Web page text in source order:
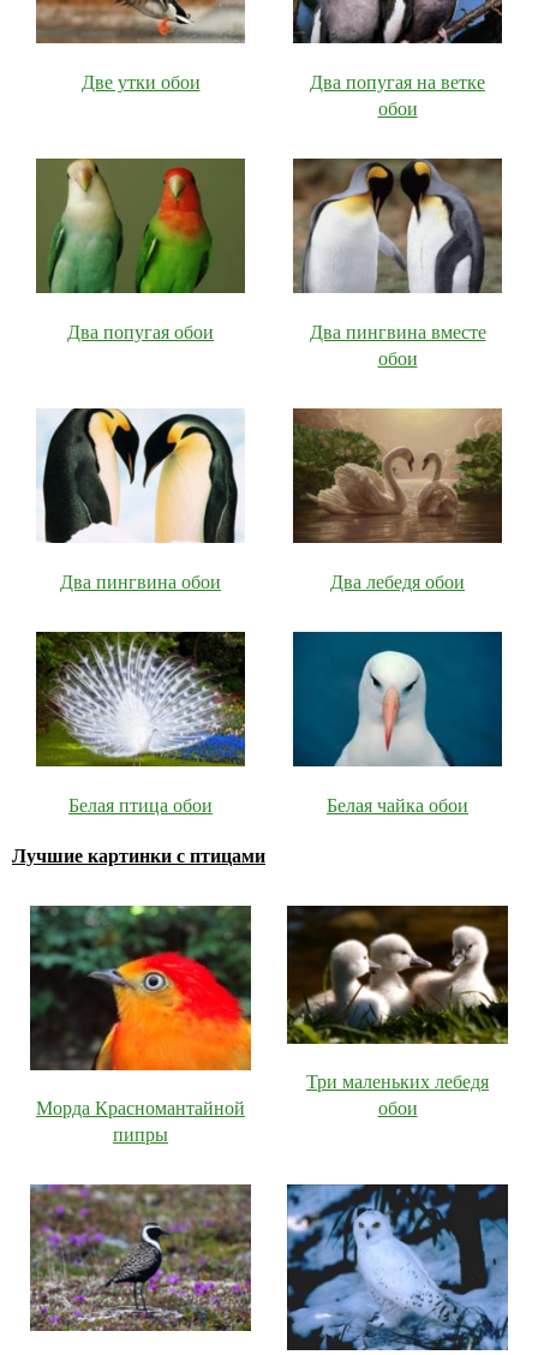
Две утки обои
Два попугая на ветке
обои
Два попугая обои
Два пингвина вместе
обои
Два пингвина обои Два лебедя обои
Белая птица обои Белая чайка обои
Лучшие картинки с птицами
Морда Красномантайной
пипры
Три маленьких лебедя
обои